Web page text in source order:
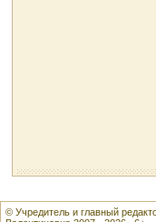
© Учредитель и главный